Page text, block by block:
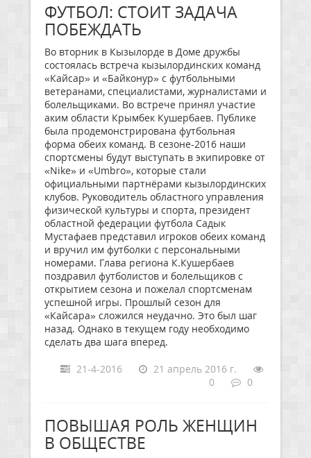
ФУТБОЛ: СТОИТ ЗАДАЧА
ПОБЕЖДАТЬ
Во вторник в Кызылорде в Доме дружбы
состоялась встреча кызылординских команд
«Кайсар» и «Байконур» с футбольными
ветеранами, специалистами, журналистами и
болельщиками. Во встрече принял участие
аким области Крымбек Кушербаев. Публике
была продемонстрирована футбольная
форма обеих команд. В сезоне-2016 наши
спортсмены будут выступать в экипировке от
«Nike» и «Umbro», которые стали
официальными партнёрами кызылординских
клубов. Руководитель областного управления
физической культуры и спорта, президент
областной федерации футбола Садык
Мустафаев представил игроков обеих команд
и вручил им футболки с персональными
номерами. Глава региона К.Кушербаев
поздравил футболистов и болельщиков с
открытием сезона и пожелал спортсменам
успешной игры. Прошлый сезон для
«Кайсара» сложился неудачно. Это был шаг
назад. Однако в текущем году необходимо
сделать два шага вперед.
21-4-2016
21 апрель 2016 г.
0
0
ПОВЫШАЯ РОЛЬ ЖЕНЩИН
В ОБЩЕСТВЕ